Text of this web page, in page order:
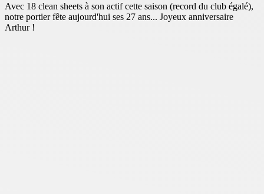
Avec 18 clean sheets à son actif cette saison (record du club égalé),
notre portier fête aujourd'hui ses 27 ans... Joyeux anniversaire
Arthur !